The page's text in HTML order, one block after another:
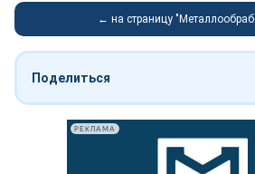
← на страницу
Поделиться
РЕКЛАМА